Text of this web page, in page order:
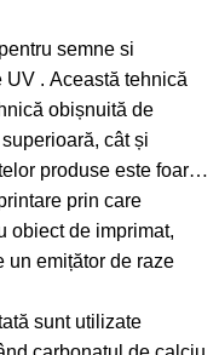
este foarte